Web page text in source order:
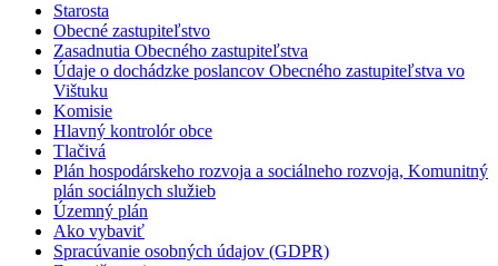
Starosta
Obecné zastupiteľstvo
Zasadnutia Obecného zastupiteľstva
Údaje o dochádzke poslancov Obecného zastupiteľstva vo
Vištuku
Komisie
Hlavný kontrolór obce
Tlačivá
Plán hospodárskeho rozvoja a sociálneho rozvoja, Komunitný
plán sociálnych služieb
Územný plán
Ako vybaviť
Spracúvanie osobných údajov (GDPR)